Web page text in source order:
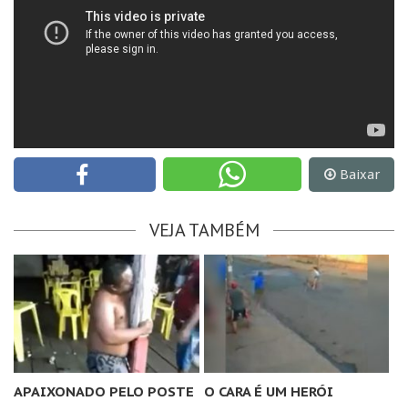
Baixar
VEJA TAMBÉM
APAIXONADO PELO POSTE O CARA É UM HERÓI